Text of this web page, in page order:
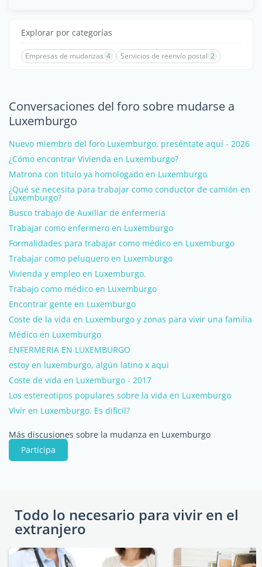
Explorar por categorías
Empresas de mudanzas 4 Servicios de reenvío postal 2
Conversaciones del foro sobre mudarse a
Luxemburgo
Nuevo miembro del foro Luxemburgo, preséntate aquí - 2026
¿Cómo encontrar Vivienda en Luxemburgo?
Matrona con titulo ya homologado en Luxemburgo
¿Qué se necesita para trabajar como conductor de camión en
Luxemburgo?
Busco trabajo de Auxiliar de enfermeria
Trabajar como enfermero en Luxemburgo
Formalidades para trabajar como médico en Luxemburgo
Trabajar como peluquero en Luxemburgo
Vivienda y empleo en Luxemburgo.
Trabajo como médico en Luxemburgo
Encontrar gente en Luxemburgo
Coste de la vida en Luxemburgo y zonas para vivir una familia
Médico en Luxemburgo
ENFERMERIA EN LUXEMBURGO
estoy en luxemburgo, algún latino x aqui
Coste de vida en Luxemburgo - 2017
Los estereotipos populares sobre la vida en Luxemburgo
Vivir en Luxemburgo. Es dificil?
Más discusiones sobre la mudanza en Luxemburgo
Participa
Todo lo necesario para vivir en el
extranjero